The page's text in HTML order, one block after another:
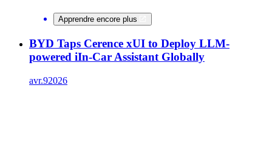
Apprendre encore plus
BYD Taps Cerence xUI to Deploy LLM-
powered iIn-Car Assistant Globally
avr.92026